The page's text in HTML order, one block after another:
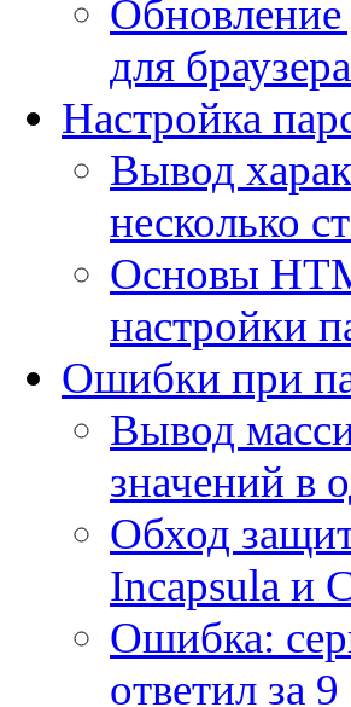
Обновление
для браузера
Настройка
Вывод
несколько
Основы
настройки
Ошибки при
Вывод
значений в
Обход
Incapsula и
Ошибка:
ответил за